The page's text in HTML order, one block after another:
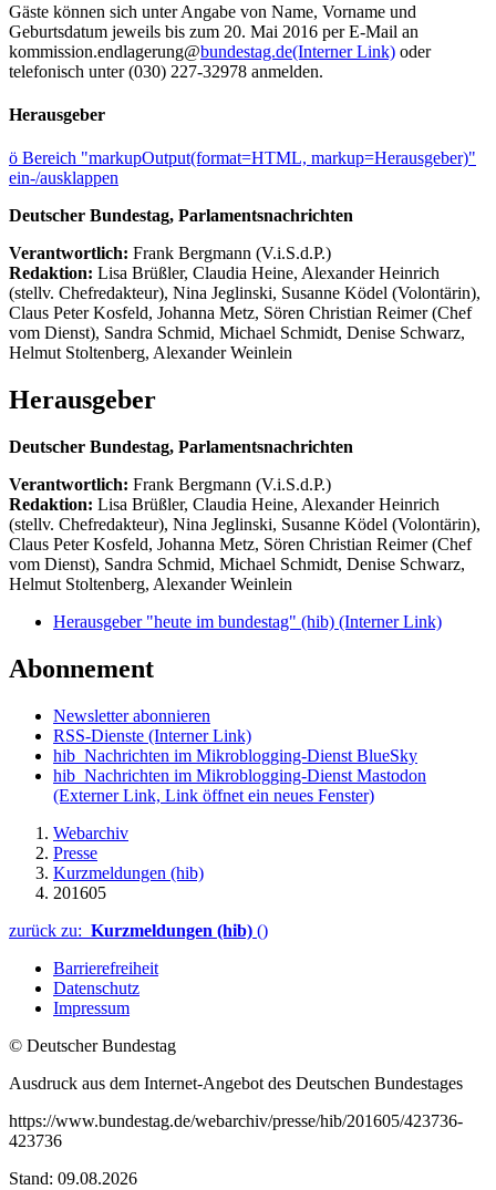
Gäste können sich unter Angabe von Name, Vorname und
Geburtsdatum jeweils bis zum 20. Mai 2016 per E-Mail an
kommission.endlagerung@bundestag.de(Interner Link) oder
telefonisch unter (030) 227-32978 anmelden.
Herausgeber
ö Bereich "markupOutput(format=HTML, markup=Herausgeber)"
ein-/ausklappen
Deutscher Bundestag, Parlamentsnachrichten
Verantwortlich: Frank Bergmann (V.i.S.d.P.)
Redaktion: Lisa Brüßler, Claudia Heine, Alexander Heinrich
(stellv. Chefredakteur), Nina Jeglinski, Susanne Ködel (Volontärin),
Claus Peter Kosfeld, Johanna Metz, Sören Christian Reimer (Chef
vom Dienst), Sandra Schmid, Michael Schmidt, Denise Schwarz,
Helmut Stoltenberg, Alexander Weinlein
Herausgeber
Deutscher Bundestag, Parlamentsnachrichten
Verantwortlich: Frank Bergmann (V.i.S.d.P.)
Redaktion: Lisa Brüßler, Claudia Heine, Alexander Heinrich
(stellv. Chefredakteur), Nina Jeglinski, Susanne Ködel (Volontärin),
Claus Peter Kosfeld, Johanna Metz, Sören Christian Reimer (Chef
vom Dienst), Sandra Schmid, Michael Schmidt, Denise Schwarz,
Helmut Stoltenberg, Alexander Weinlein
Herausgeber "heute im bundestag" (hib) (Interner Link)
Abonnement
Newsletter abonnieren
RSS-Dienste (Interner Link)
hib_Nachrichten im Mikroblogging-Dienst BlueSky
hib_Nachrichten im Mikroblogging-Dienst Mastodon
(Externer Link, Link öffnet ein neues Fenster)
Webarchiv
Presse
Kurzmeldungen (hib)
201605
zurück zu: Kurzmeldungen (hib) ()
Barrierefreiheit
Datenschutz
Impressum
© Deutscher Bundestag
Ausdruck aus dem Internet-Angebot des Deutschen Bundestages
https://www.bundestag.de/webarchiv/presse/hib/201605/423736-
423736
Stand: 09.08.2026